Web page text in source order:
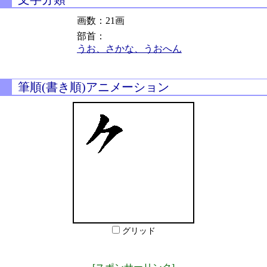
画数：21画
部首：
うお、さかな、うおへん
筆順(書き順)アニメーション
グリッド